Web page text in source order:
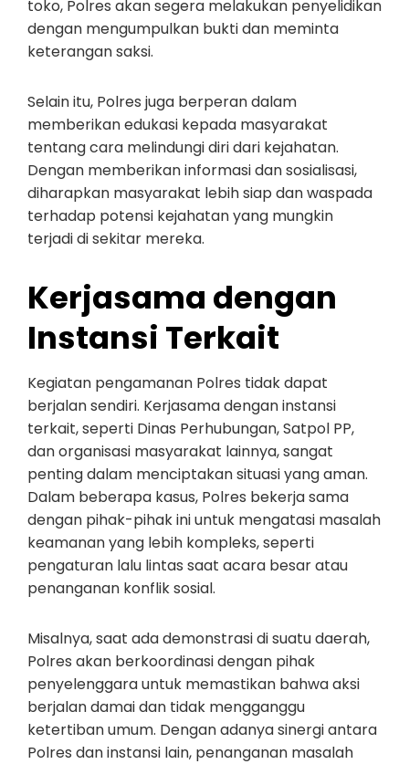
toko, Polres akan segera melakukan penyelidikan
dengan mengumpulkan bukti dan meminta
keterangan saksi.
Selain itu, Polres juga berperan dalam
memberikan edukasi kepada masyarakat
tentang cara melindungi diri dari kejahatan.
Dengan memberikan informasi dan sosialisasi,
diharapkan masyarakat lebih siap dan waspada
terhadap potensi kejahatan yang mungkin
terjadi di sekitar mereka.
Kerjasama dengan
Instansi Terkait
Kegiatan pengamanan Polres tidak dapat
berjalan sendiri. Kerjasama dengan instansi
terkait, seperti Dinas Perhubungan, Satpol PP,
dan organisasi masyarakat lainnya, sangat
penting dalam menciptakan situasi yang aman.
Dalam beberapa kasus, Polres bekerja sama
dengan pihak-pihak ini untuk mengatasi masalah
keamanan yang lebih kompleks, seperti
pengaturan lalu lintas saat acara besar atau
penanganan konflik sosial.
Misalnya, saat ada demonstrasi di suatu daerah,
Polres akan berkoordinasi dengan pihak
penyelenggara untuk memastikan bahwa aksi
berjalan damai dan tidak mengganggu
ketertiban umum. Dengan adanya sinergi antara
Polres dan instansi lain, penanganan masalah